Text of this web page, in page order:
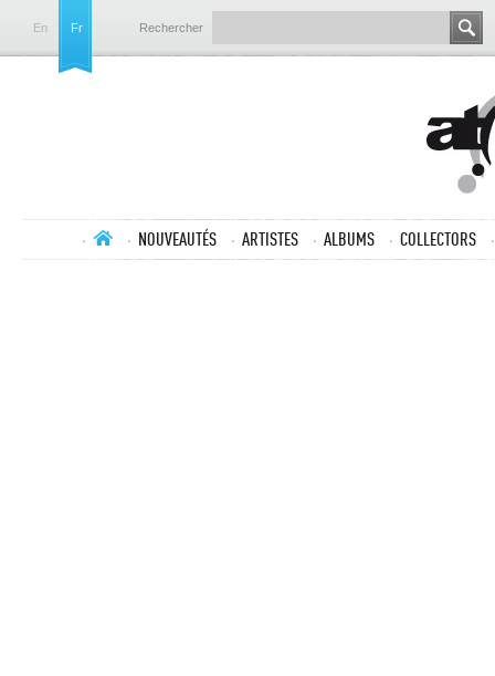
En Fr Rechercher
NOUVEAUTÉS ARTISTES ALBUMS COLLECTORS